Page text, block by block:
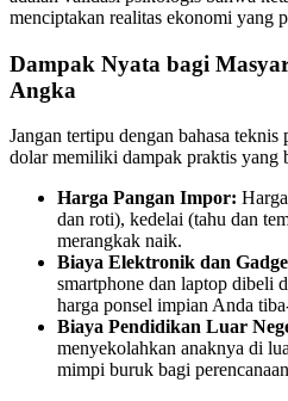
menciptakan realitas ekonomi yang
Dampak Nyata bagi
Angka
Jangan tertipu dengan bahasa
dolar memiliki dampak praktis yang
Harga Pangan Impor:
dan roti), kedelai (tahu dan
merangkak naik.
Biaya Elektronik dan
smartphone dan laptop dibeli
harga ponsel impian Anda
Biaya Pendidikan Luar
menyekolahkan anaknya di
mimpi buruk bagi